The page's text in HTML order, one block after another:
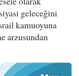
geleceğini
kamuoyuna
arzusundan